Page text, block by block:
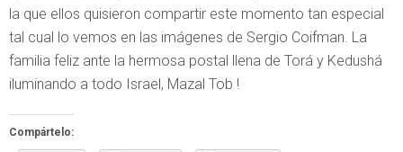
la que ellos quisieron compartir este momento tan especial
tal cual lo vemos en las imágenes de Sergio Coifman. La
familia feliz ante la hermosa postal llena de Torá y Kedushá
iluminando a todo Israel, Mazal Tob !
Compártelo: